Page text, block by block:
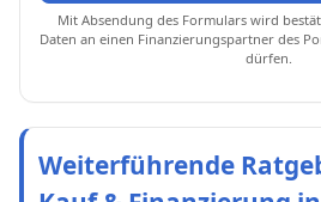
Mit Absendung des Formulars wird
Daten an einen Finanzierungspartner des
dürfen.
Weiterführende